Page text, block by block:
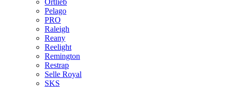
Pelago
PRO
Raleigh
Reany
Reelight
Remington
Restrap
Selle Royal
SKS